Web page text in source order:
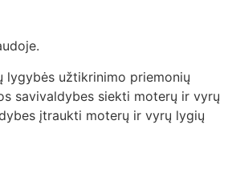
lygybės užtikrinimo priemonių
savivaldybes siekti moterų ir vyrų
įtraukti moterų ir vyrų lygių